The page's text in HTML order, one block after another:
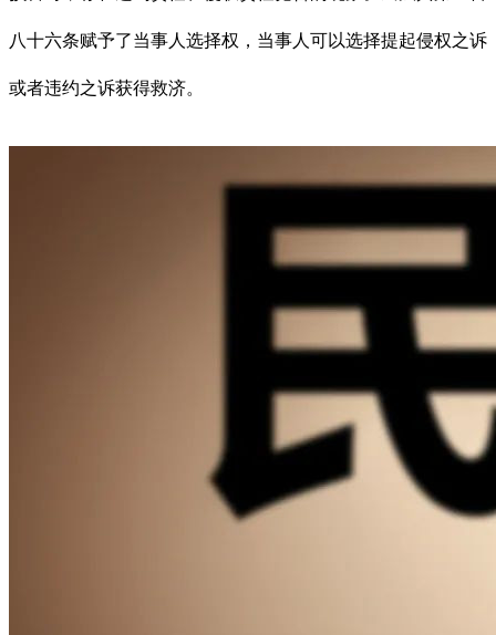
八十六条赋予了当事人选择权，当事人可以选择提起侵权之诉
或者违约之诉获得救济。